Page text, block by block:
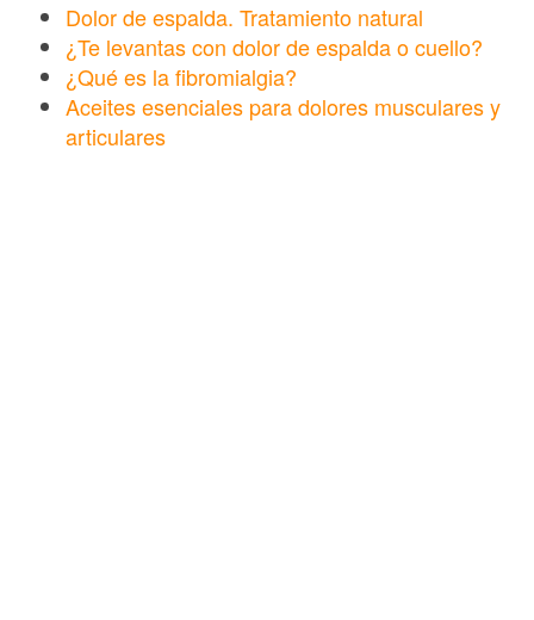
Dolor de espalda. Tratamiento natural
¿Te levantas con dolor de espalda o cuello?
¿Qué es la fibromialgia?
Aceites esenciales para dolores musculares y
articulares